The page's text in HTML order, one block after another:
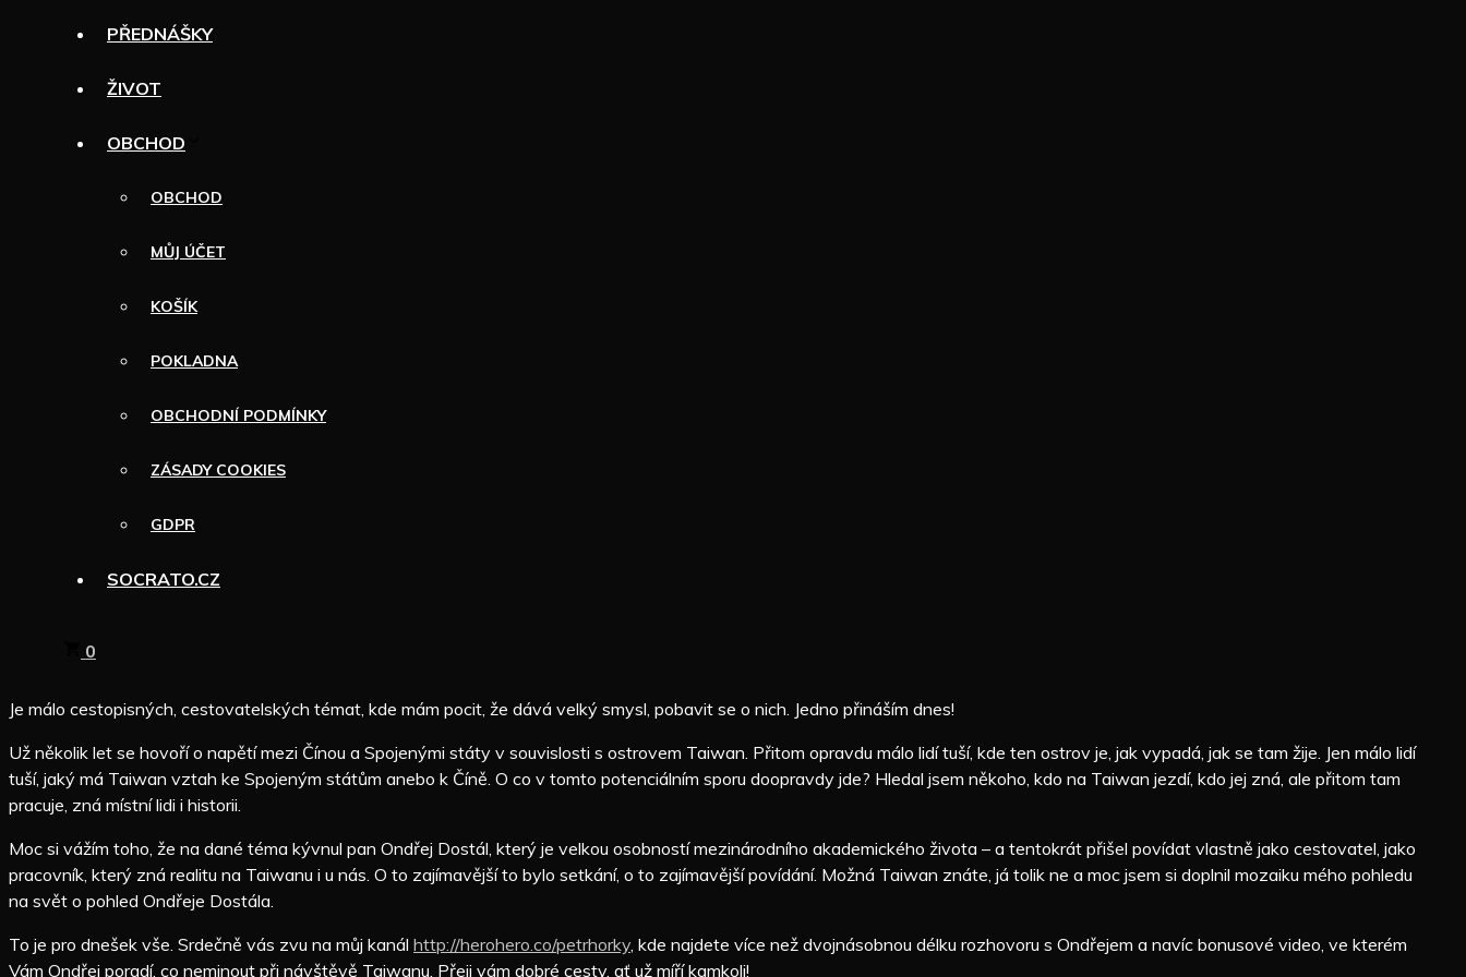
PŘEDNÁŠKY
ŽIVOT
OBCHOD
OBCHOD
MŮJ ÚČET
KOŠÍK
POKLADNA
OBCHODNÍ PODMÍNKY
ZÁSADY COOKIES
GDPR
SOCRATO.CZ
0
Je málo cestopisných, cestovatelských témat, kde mám pocit, že dává velký smysl, pobavit se o nich. Jedno přináším dnes!
Už několik let se hovoří o napětí mezi Čínou a Spojenými státy v souvislosti s ostrovem Taiwan. Přitom opravdu málo lidí tuší, kde ten ostrov je, jak vypadá, jak se tam žije. Jen málo lidí
tuší, jaký má Taiwan vztah ke Spojeným státům anebo k Číně. O co v tomto potenciálním sporu doopravdy jde? Hledal jsem někoho, kdo na Taiwan jezdí, kdo jej zná, ale přitom tam
pracuje, zná místní lidi i historii.
Moc si vážím toho, že na dané téma kývnul pan Ondřej Dostál, který je velkou osobností mezinárodního akademického života – a tentokrát přišel povídat vlastně jako cestovatel, jako
pracovník, který zná realitu na Taiwanu i u nás. O to zajímavější to bylo setkání, o to zajímavější povídání. Možná Taiwan znáte, já tolik ne a moc jsem si doplnil mozaiku mého pohledu
na svět o pohled Ondřeje Dostála.
To je pro dnešek vše. Srdečně vás zvu na můj kanál http://herohero.co/petrhorky, kde najdete více než dvojnásobnou délku rozhovoru s Ondřejem a navíc bonusové video, ve kterém
Vám Ondřej poradí, co neminout při návštěvě Taiwanu. Přeji vám dobré cesty, ať už míří kamkoli!